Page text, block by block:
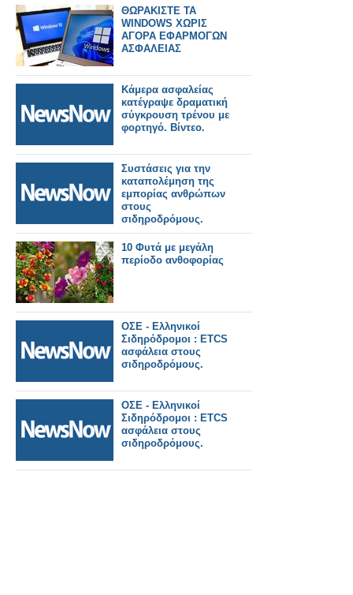
ΘΩΡΑΚΙΣΤΕ ΤΑ
WINDOWS ΧΩΡΙΣ
ΑΓΟΡΑ ΕΦΑΡΜΟΓΩΝ
ΑΣΦΑΛΕΙΑΣ
Κάμερα ασφαλείας
κατέγραψε δραματική
σύγκρουση τρένου με
φορτηγό. Βίντεο.
Συστάσεις για την
καταπολέμηση της
εμπορίας ανθρώπων
στους
σιδηροδρόμους.
10 Φυτά με μεγάλη
περίοδο ανθοφορίας
ΟΣΕ - Ελληνικοί
Σιδηρόδρομοι : ETCS
ασφάλεια στους
σιδηροδρόμους.
ΟΣΕ - Ελληνικοί
Σιδηρόδρομοι : ETCS
ασφάλεια στους
σιδηροδρόμους.